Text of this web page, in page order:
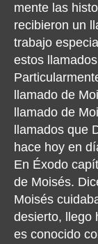
mente las
recibieron un
trabajo
estos
llamado de
llamado de
llamados que
hace hoy en
En Éxodo
de Moisés.
Moisés
desierto, llego
es conocido